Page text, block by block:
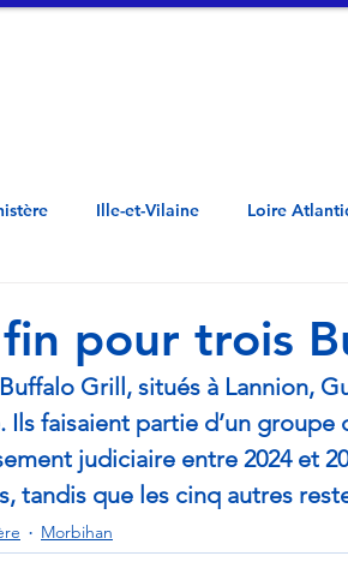
Ille-et-Vilaine Loire
pour trois
Grill, situés à Lannion,
Ils faisaient partie d’un
judiciaire entre 2024 et
tandis que les cinq autres
Morbihan